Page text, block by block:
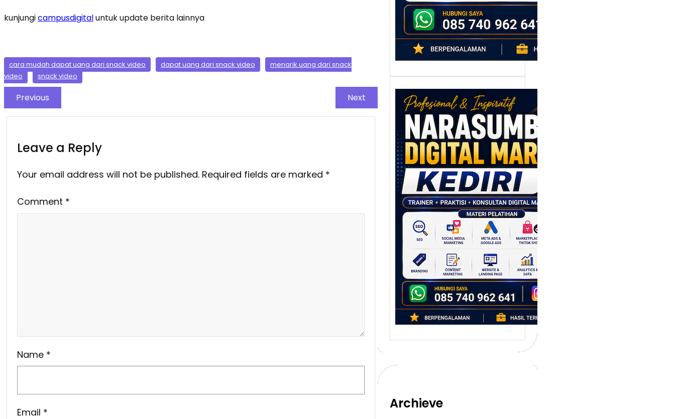
kunjungicampusdigitaluntuk update berita lainnya
cara mudah dapat uang dari snack video dapat uang dari snack video
menarik uang dari snack
video
snack video
Previous Next
Leave a Reply
Your email address will not be published. Required fields are marked *
Comment *
Name *
Email *
Narasumber
Digital Marketing
Kediri: Membangun
Strategi
Pemasaran
Berbasis Data
untuk Bisnis yang
Bertumbuh
Digital marketing telah
mengubah cara bisnis
berkembang. Dulu,
promosi banyak…
Archieve